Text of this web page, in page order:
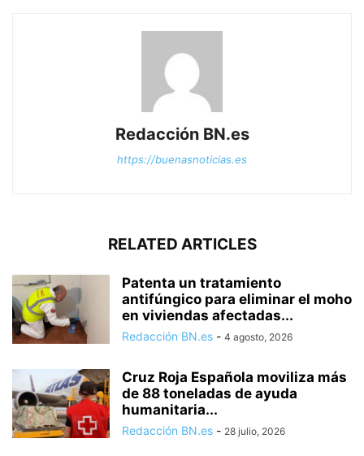
Redacción BN.es
https://buenasnoticias.es
RELATED ARTICLES
Patenta un tratamiento
antifúngico para eliminar el moho
en viviendas afectadas...
Redacción BN.es - 4 agosto, 2026
Cruz Roja Española moviliza más
de 88 toneladas de ayuda
humanitaria...
Redacción BN.es - 28 julio, 2026